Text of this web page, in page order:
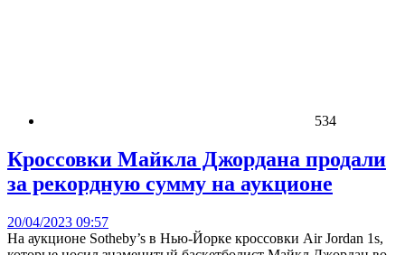
534
Кроссовки Майкла Джордана продали
за рекордную сумму на аукционе
20/04/2023 09:57
На аукционе Sotheby’s в Нью-Йорке кроссовки Air Jordan 1s,